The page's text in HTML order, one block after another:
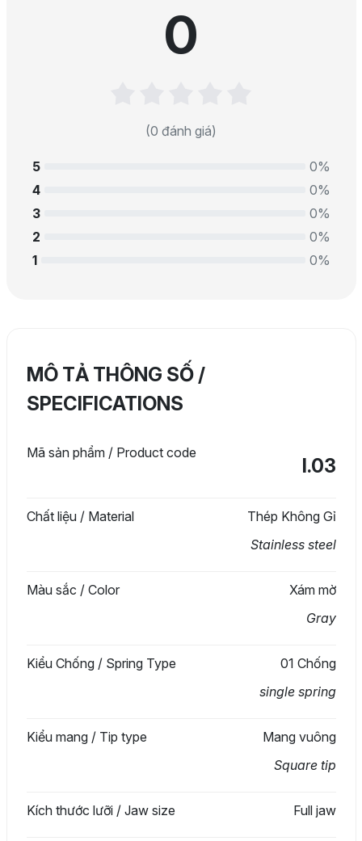
0
(0 đánh giá)
5
0%
4
0%
3
0%
2
0%
1
0%
MÔ TẢ THÔNG SỐ /
SPECIFICATIONS
Mã sản phẩm / Product code
I.03
Chất liệu / Material
Thép Không Gỉ
Stainless steel
Màu sắc / Color
Xám mờ
Gray
Kiểu Chống / Spring Type
01 Chống
single spring
Kiểu mang / Tip type
Mang vuông
Square tip
Kích thước lưỡi / Jaw size Full jaw